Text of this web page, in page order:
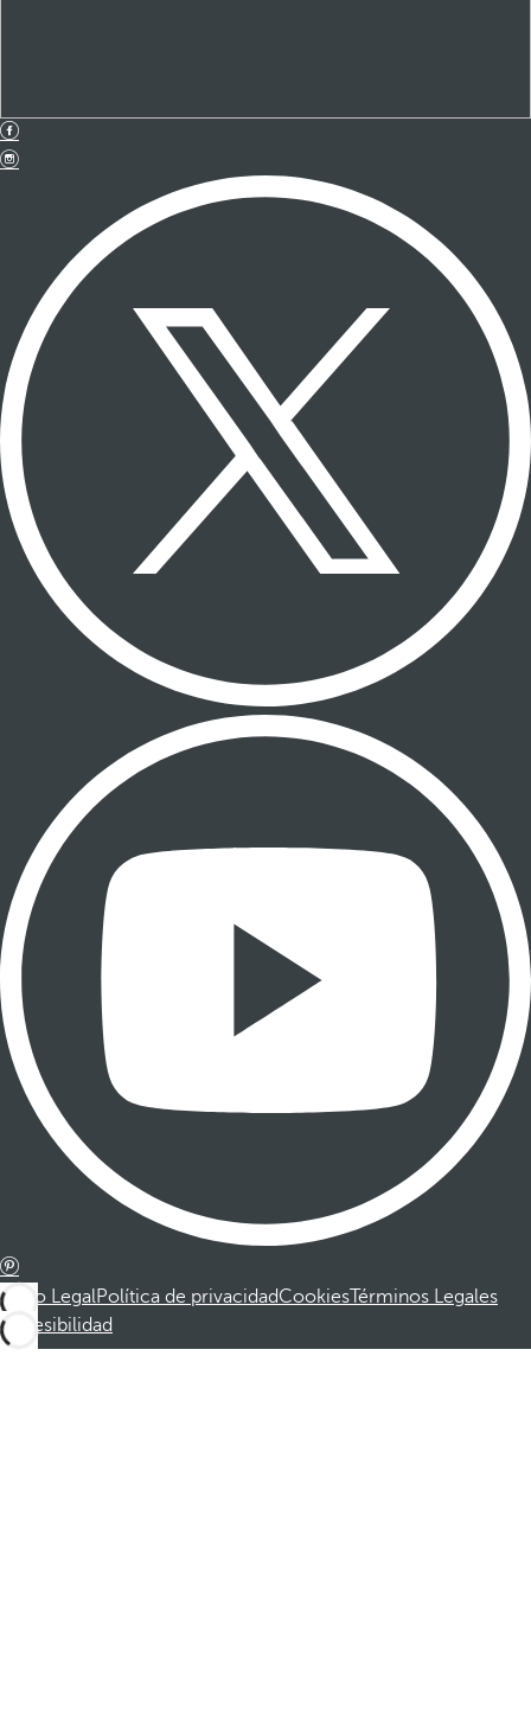
Aviso LegalPolítica de privacidadCookiesTérminos Legales
Accesibilidad